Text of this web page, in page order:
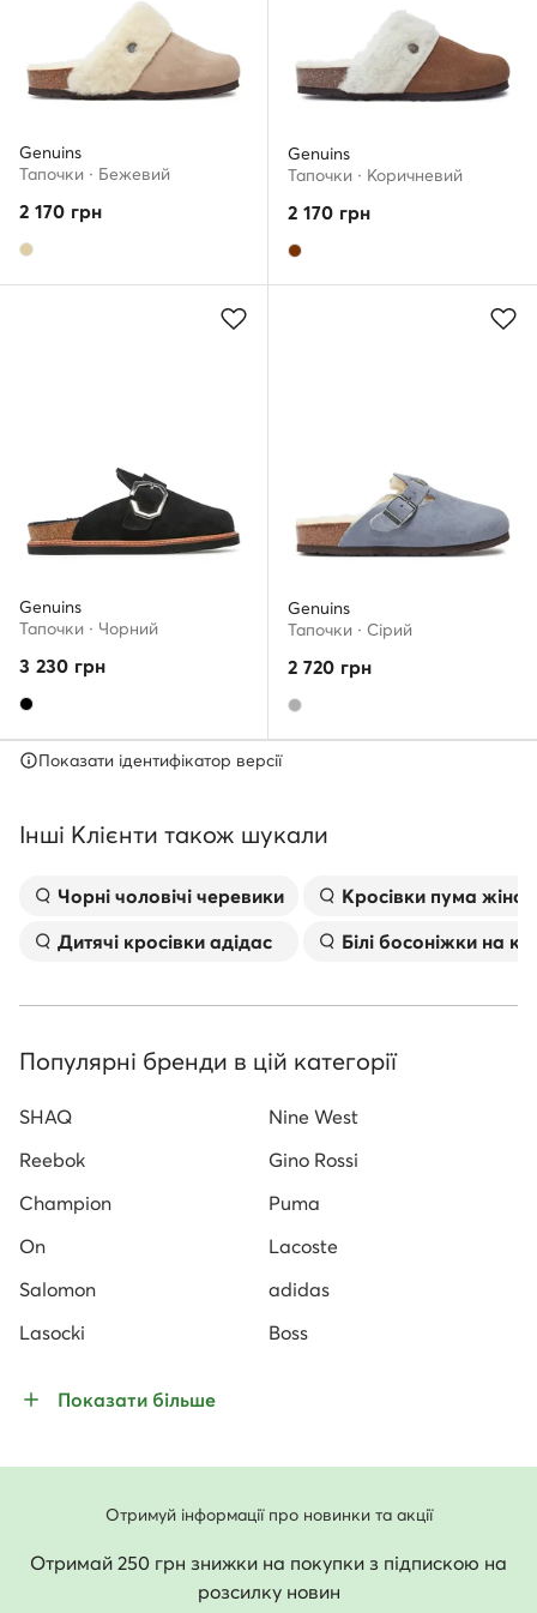
Genuins
Тапочки · Бежевий
2 170 грн
Genuins
Тапочки · Коричневий
2 170 грн
Genuins
Тапочки · Чорний
3 230 грн
Genuins
Тапочки · Сірий
2 720 грн
Показати ідентифікатор версії
Інші Клієнти також шукали
Чорні чоловічі черевики
Дитячі кросівки адідас
Kросівки пума
Білі босоніжки на
Популярні бренди в цій категорії
SHAQ
Nine West
Reebok
Gino Rossi
Champion
Puma
On
Lacoste
Salomon
adidas
Lasocki
Boss
Показати більше
Отримуй інформації про новинки та акції
Отримай 250 грн знижки на покупки з підпискою на
розсилку новин